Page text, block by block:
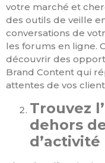
votre marché et
des outils de veille
conversations de
les forums en ligne.
découvrir des
Brand Content qui
attentes de vos
Trouvez
dehors
d’activité